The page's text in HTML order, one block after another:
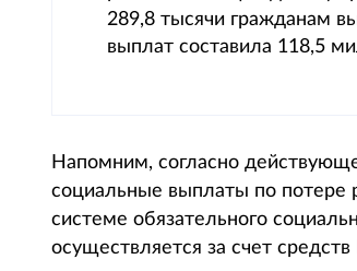
289,8 тысячи гражданам
выплат составила 118,5
Напомним, согласно
социальные выплаты по потере
системе обязательного
осуществляется за счет